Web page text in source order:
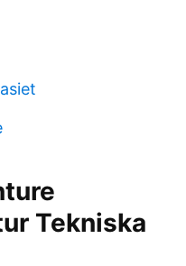
Tekniska